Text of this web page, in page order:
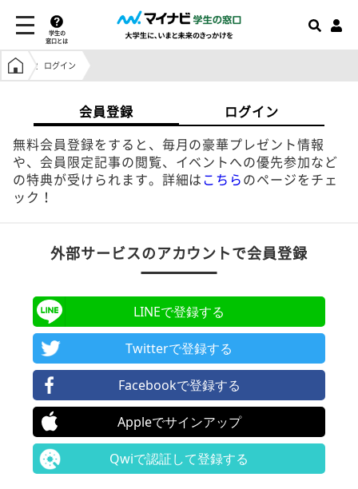
学生の
窓口とは
学生の窓口トップ
ログイン
会員登録 ログイン
無料会員登録をすると、毎月の豪華プレゼント情報
や、会員限定記事の閲覧、イベントへの優先参加など
の特典が受けられます。詳細は こちら のページをチェ
ック！
外部サービスのアカウントで会員登録
LINEで登録する
Twitterで登録する
Facebookで登録する
Appleでサインアップ
Qwiで認証して登録する